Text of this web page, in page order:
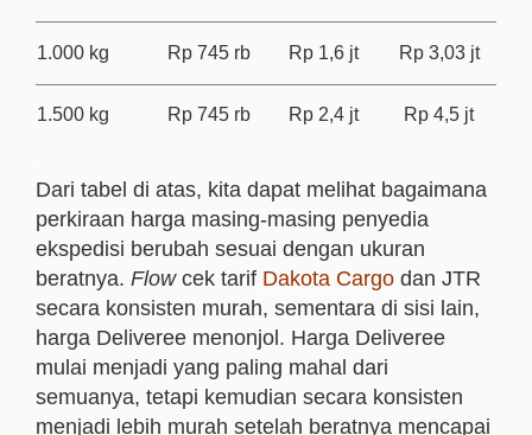
1.000 kg Rp 745 rb Rp 1,6 jt Rp 3,03 jt
1.500 kg Rp 745 rb Rp 2,4 jt Rp 4,5 jt
Dari tabel di atas, kita dapat melihat bagaimana
perkiraan harga masing-masing penyedia
ekspedisi berubah sesuai dengan ukuran
beratnya. Flowcek tarif Dakota Cargo dan JTR
secara konsisten murah, sementara di sisi lain,
harga Deliveree menonjol. Harga Deliveree
mulai menjadi yang paling mahal dari
semuanya, tetapi kemudian secara konsisten
menjadi lebih murah setelah beratnya mencapai